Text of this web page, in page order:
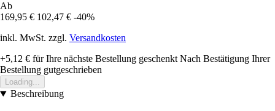
Ab
169,95 € 102,47 € -40%
inkl. MwSt. zzgl. Versandkosten
+5,12 € für Ihre nächste Bestellung geschenkt Nach Bestätigung Ihrer
Bestellung gutgeschrieben
Loading...
Beschreibung